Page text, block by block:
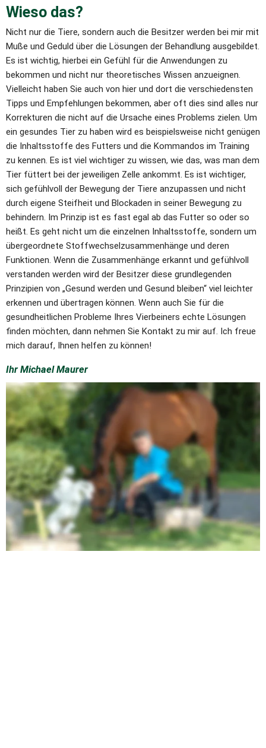
und Gildehaus gekommen. Am
Vormittag wurde der Theorie Teil mit
den Themen Kreislauf, PAT, Kolik,
Kreuzverschlag, Hufrehe, Hitzschlag,
Satteldruck, Schlundverstopfung,
Prellung, Blutung, Einschuss, Verletzung,
Wunden und Verbände besprochen . Alle
Teilnehmer haben sich am Mittag mit
zwei Suppen gestärkt. Dann sind alle
Teilnehmer in die Reithalle Kuhlmann
gefahren, wo der praktische Teil
stattgefunden hat. Es wurde Herz
Lungen und Darmgeräusche abgehört,
Puls Atmung und Temperatur
gemessen. Des weiteren wurden
verschiedene Bein und Hufverbände
angelegt. In den Pausen wurden den
Teilnehmern Kaffeee / Tee und Kuchen
gereicht. Alle Teilnehmer waren
begeistert von den Informativen
aufschlussreichen Seminar . Vielen Dank
an die Organisatoren des Reitvereins
Hubertus Bed Bentheim und an den
Referenten Tierheilpraktiker Michael
Maurer. #RuF Hubertus Bad Bentheim
Wanning
Wieso das?
Nicht nur die Tiere, sondern auch die Besitzer werden bei mir mit
Muße und Geduld über die Lösungen der Behandlung ausgebildet.
Es ist wichtig, hierbei ein Gefühl für die Anwendungen zu
bekommen und nicht nur theoretisches Wissen anzueignen.
Vielleicht haben Sie auch von hier und dort die verschiedensten
Tipps und Empfehlungen bekommen, aber oft dies sind alles nur
Korrekturen die nicht auf die Ursache eines Problems zielen. Um
ein gesundes Tier zu haben wird es beispielsweise nicht genügen
die Inhaltsstoffe des Futters und die Kommandos im Training
zu kennen. Es ist viel wichtiger zu wissen, wie das, was man dem
Tier füttert bei der jeweiligen Zelle ankommt. Es ist wichtiger,
sich gefühlvoll der Bewegung der Tiere anzupassen und nicht
durch eigene Steifheit und Blockaden in seiner Bewegung zu
behindern. Im Prinzip ist es fast egal ab das Futter so oder so
heißt. Es geht nicht um die einzelnen Inhaltsstoffe, sondern um
übergeordnete Stoffwechselzusammenhänge und deren
Funktionen. Wenn die Zusammenhänge erkannt und gefühlvoll
verstanden werden wird der Besitzer diese grundlegenden
Prinzipien von „Gesund werden und Gesund bleiben“ viel leichter
erkennen und übertragen können. Wenn auch Sie für die
gesundheitlichen Probleme Ihres Vierbeiners echte Lösungen
finden möchten, dann nehmen Sie Kontakt zu mir auf. Ich freue
mich darauf, Ihnen helfen zu können!
Ihr Michael Maurer